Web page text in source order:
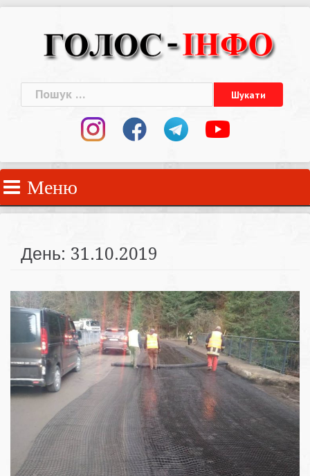
Пошук:
Меню
День: 31.10.2019